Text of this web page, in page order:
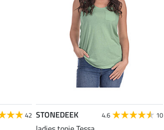
42 STONEDEEK 4.6 10